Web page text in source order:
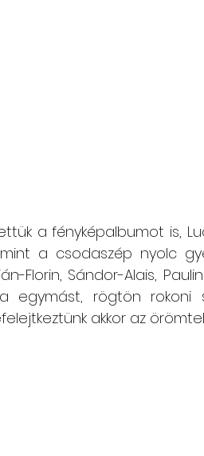
a fényképalbumot is,
a csodaszép nyolc
Florin, Sándor-Alais,
egymást, rögtön rokoni
akkor az